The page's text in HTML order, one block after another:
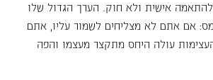
אישית ולא חוק. הערך הגדול שלו
אם אתם לא מצליחים לשמור עליו, אתם
עולה היחס מתקצר מעצמו והפה